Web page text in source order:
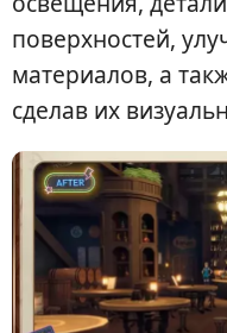
поверхностей,
материалов, а
сделав их